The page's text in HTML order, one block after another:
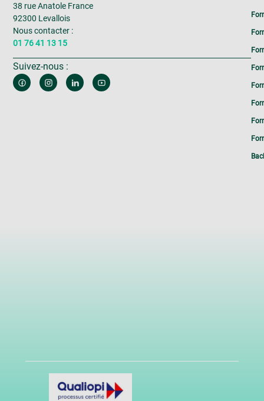
38 rue Anatole France
92300 Levallois
Nous contacter :
01 76 41 13 15
Suivez-nous :